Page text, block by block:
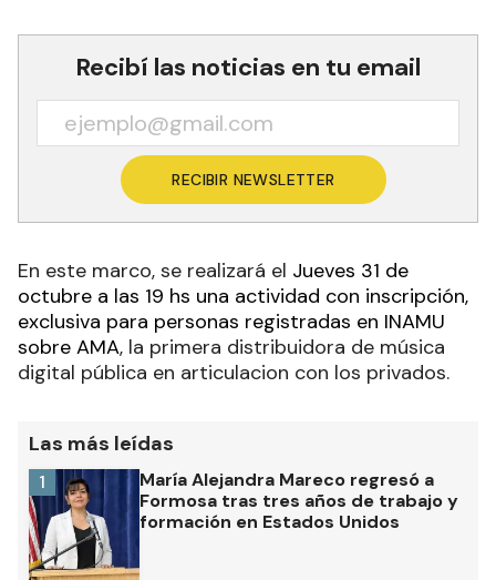
Recibí las noticias en tu email
RECIBIR NEWSLETTER
En este marco, se realizará el Jueves 31 de
octubre a las 19 hs una actividad con inscripción,
exclusiva para personas registradas en INAMU
sobre AMA, la primera distribuidora de música
digital pública en articulacion con los privados.
Las más leídas
María Alejandra Mareco regresó a
Formosa tras tres años de trabajo y
formación en Estados Unidos
1